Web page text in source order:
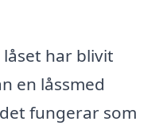
låset har blivit
en låssmed
fungerar som